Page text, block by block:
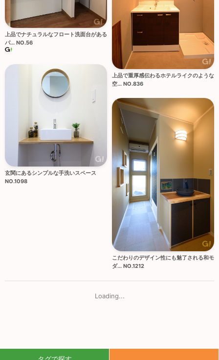
上品でナチュラルなフロート洗面台がある
パ... NO.56
上品で重厚感伝わるホテルライクのような
空... NO.836
玄関にあるシンプルな手洗いスペース
NO.1098
こだわりのデザイン性にも魅了される和モ
ダ... NO.1212
Loading...